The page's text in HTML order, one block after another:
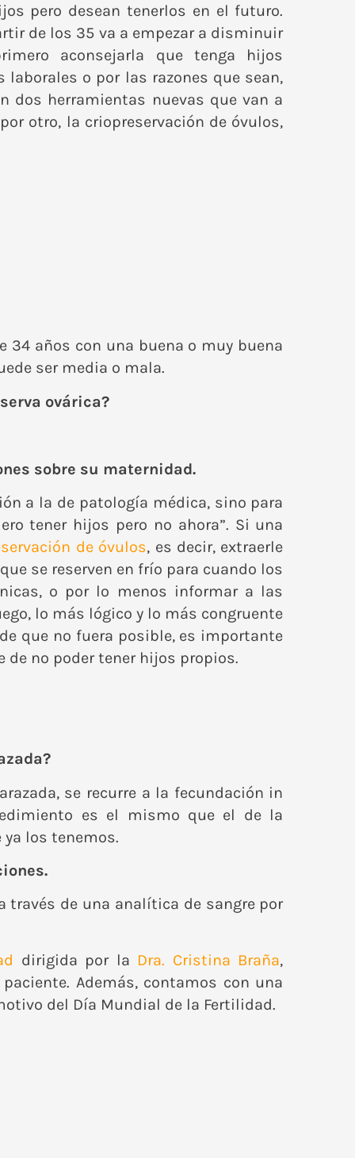
pero desean tenerlos en el futuro.
de los 35 va a empezar a disminuir
aconsejarla que tenga hijos
o por las razones que sean,
dos herramientas nuevas que van a
otro, la criopreservación de óvulos,
34 años con una buena o muy buena
ser media o mala.
ovárica?
sobre su maternidad.
a la de patología médica, sino para
tener hijos pero no ahora”. Si una
de óvulos, es decir, extraerle
se reserven en frío para cuando los
o por lo menos informar a las
lo más lógico y lo más congruente
que no fuera posible, es importante
de no poder tener hijos propios.
se recurre a la fecundación in
es el mismo que el de la
los tenemos.
de una analítica de sangre por
dirigida por la Dra. Cristina Braña,
Además, contamos con una
del Día Mundial de la Fertilidad.